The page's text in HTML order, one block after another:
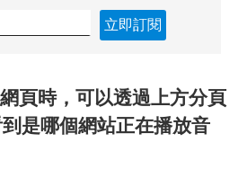
立即訂閱
頁時，可以透過上方分頁
是哪個網站正在播放音